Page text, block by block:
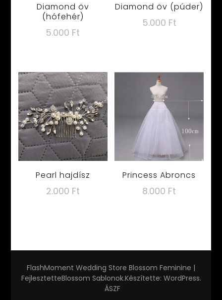
Diamond öv
(hófehér)
5.000 Ft
Diamond öv (púder)
5.000 Ft
Pearl hajdísz
2.000 Ft
Princess Abroncs
8.000 Ft
FlashMoment Wedding Store Blossom Feminine |
FejlesztetteBlossom Sablonok.Készítette: WordPress.
ÁSZF